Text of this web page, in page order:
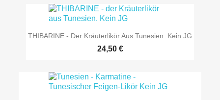
THIBARINE - Der Kräuterlikör Aus Tunesien. Kein JG
24,50 €